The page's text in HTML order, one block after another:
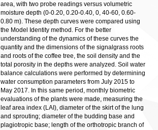
area, with two probe readings versus volumetric
moisture depth (0-0.20, 0.20-0.40, 0, 40-60, 0.60-
0.80 m). These depth curves were compared using
the Model Identity method. For the better
understanding of the dynamics of these curves the
quantity and the dimensions of the signalgrass roots
and roots of the coffee tree, the soil density and the
total porosity in the depths were analyzed. Soil water
balance calculations were performed by determining
water consumption parameters from July 2015 to
May 2017. In this same period, monthly biometric
evaluations of the plants were made, measuring the
leaf area index (LAI), diameter of the skirt of the lung
and sprouting; diameter of the budding base and
plagiotropic base; length of the orthotropic branch of